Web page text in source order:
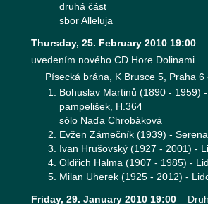
druhá část
sbor Alleluja
Thursday, 25. February 2010 19:00 –
uvedením nového CD Hore Dolinami
Písecká brána, K Brusce 5, Praha 6
Bohuslav Martinů (1890 - 1959)
pampelišek, H.364
sólo Naďa Chrobáková
Evžen Zámečník (1939) -
Ivan Hrušovský (1927 - 2001) -
Oldřich Halma (1907 - 1985) -
Milan Uherek (1925 - 2012) -
Friday, 29. January 2010 19:00 –